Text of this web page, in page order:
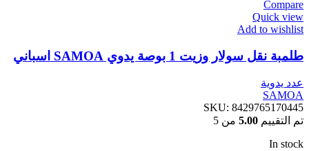
Compare
Quick view
Add to wishlist
طلمبة نقل سولار وزيت 1 بوصة يدوي SAMOA اسباني
عدد يدوية
SAMOA
SKU: 8429765170445
تم التقييم 5.00 من 5
In stock